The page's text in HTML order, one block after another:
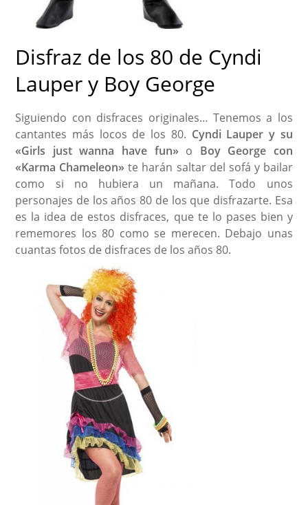
Disfraz de los 80 de Cyndi
Lauper y Boy George
Siguiendo con disfraces originales… Tenemos a los
cantantes más locos de los 80. Cyndi Lauper y su
«Girls just wanna have fun» o Boy George con
«Karma Chameleon» te harán saltar del sofá y bailar
como si no hubiera un mañana. Todo unos
personajes de los años 80 de los que disfrazarte. Esa
es la idea de estos disfraces, que te lo pases bien y
rememores los 80 como se merecen. Debajo unas
cuantas fotos de disfraces de los años 80.